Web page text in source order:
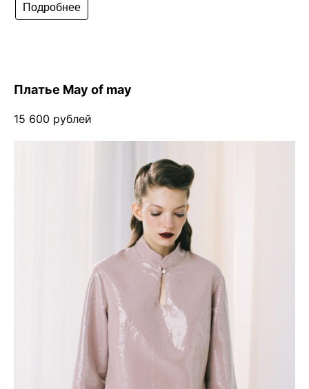
Подробнее
Платье May of may
15 600 рублей